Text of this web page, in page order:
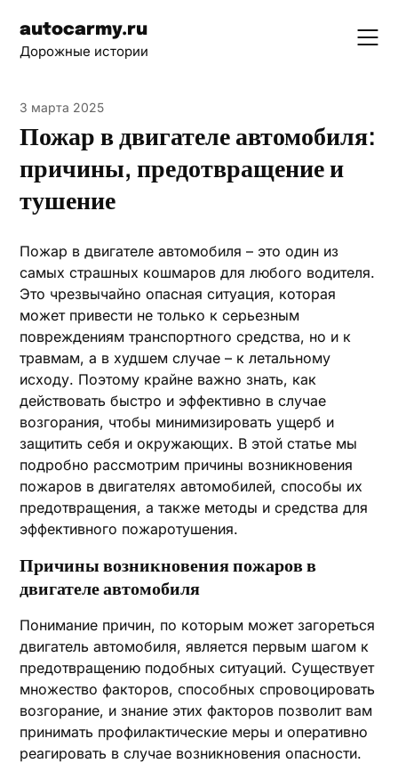
content
autocarmy.ru
Дорожные истории
3 марта 2025
Пожар в двигателе автомобиля:
причины, предотвращение и
тушение
Пожар в двигателе автомобиля – это один из
самых страшных кошмаров для любого водителя.
Это чрезвычайно опасная ситуация, которая
может привести не только к серьезным
повреждениям транспортного средства, но и к
травмам, а в худшем случае – к летальному
исходу. Поэтому крайне важно знать, как
действовать быстро и эффективно в случае
возгорания, чтобы минимизировать ущерб и
защитить себя и окружающих. В этой статье мы
подробно рассмотрим причины возникновения
пожаров в двигателях автомобилей, способы их
предотвращения, а также методы и средства для
эффективного пожаротушения.
Причины возникновения пожаров в
двигателе автомобиля
Понимание причин, по которым может загореться
двигатель автомобиля, является первым шагом к
предотвращению подобных ситуаций. Существует
множество факторов, способных спровоцировать
возгорание, и знание этих факторов позволит вам
принимать профилактические меры и оперативно
реагировать в случае возникновения опасности.